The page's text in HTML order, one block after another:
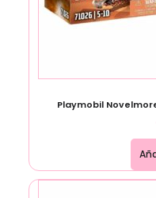
Playmobil